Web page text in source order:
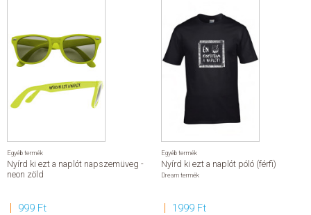
Egyéb termék
Nyírd ki ezt a naplót napszemüveg -
neon zöld
999 Ft
Egyéb termék
Nyírd ki ezt a naplót póló (férfi)
Dream termék
1999 Ft
ÚJDONSÁGOK
ELŐRENDELÉSI TOPLISTA
ELADÁSI SIKERLISTA